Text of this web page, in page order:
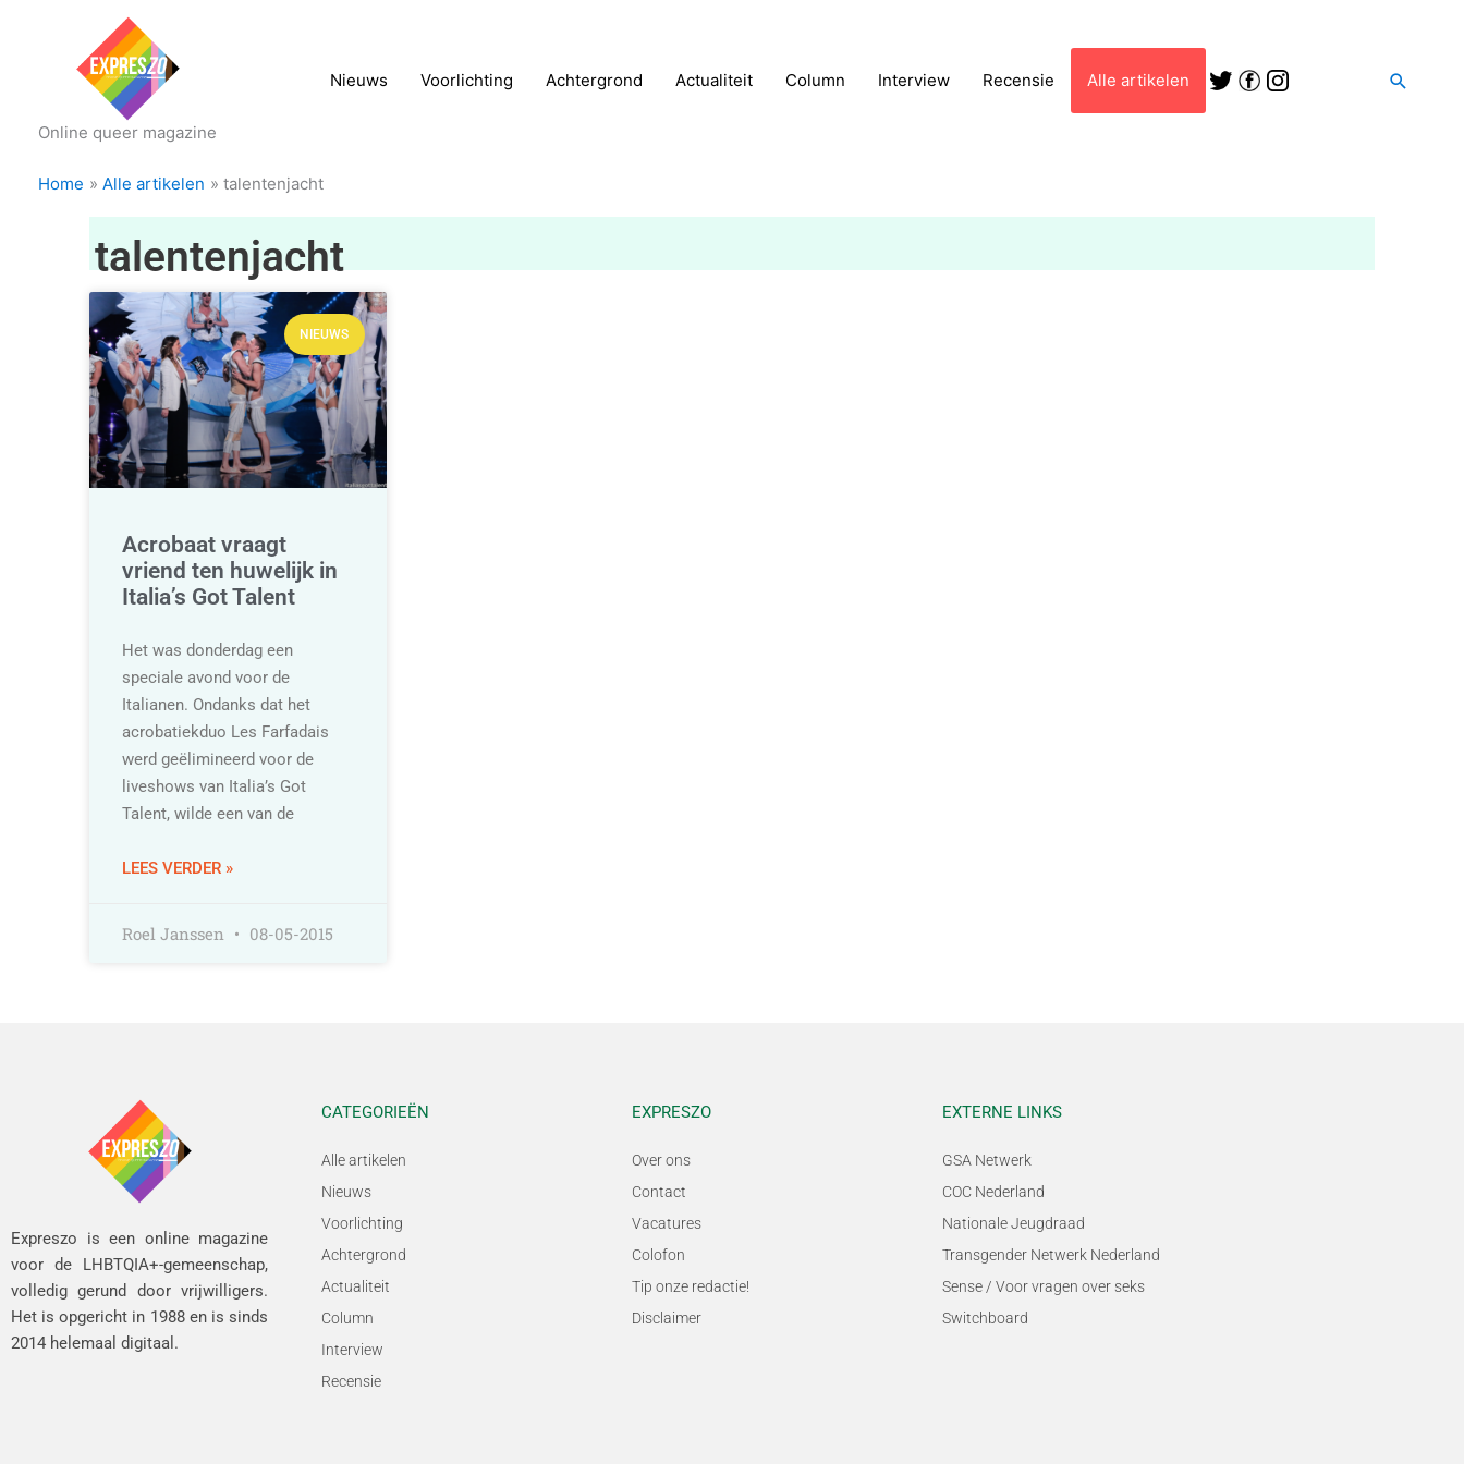
Online queer magazine
Nieuws Voorlichting Achtergrond Actualiteit Column Interview Recensie Alle artikelen Zoeken
Home Alle artikelen talentenjacht
talentenjacht
NIEUWS
Acrobaat vraagt
vriend ten huwelijk in
Italia’s Got Talent
Het was donderdag een
speciale avond voor de
Italianen. Ondanks dat het
acrobatiekduo Les Farfadais
werd geëlimineerd voor de
liveshows van Italia’s Got
Talent, wilde een van de
LEES VERDER »
Roel Janssen 08-05-2015
Expreszo is een online magazine
voor de LHBTQIA+-gemeenschap,
volledig gerund door vrijwilligers.
Het is opgericht in 1988 en is sinds
2014 helemaal digitaal.
CATEGORIEËN
Alle artikelen
Nieuws
Voorlichting
Achtergrond
Actualiteit
Column
Interview
Recensie
EXPRESZO
Over ons
Contact
Vacatures
Colofon
Tip onze redactie!
Disclaimer
EXTERNE LINKS
GSA Netwerk
COC Nederland
Nationale Jeugdraad
Transgender Netwerk Nederland
Sense / Voor vragen over seks
Switchboard